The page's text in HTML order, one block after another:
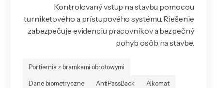
Kontrolovaný vstup na stavbu pomocou
turniketového a prístupového systému. Riešenie
zabezpečuje evidenciu pracovníkov a bezpečný
pohyb osôb na stavbe.
Portiernia z bramkami obrotowymi
Dane biometryczne AntiPassBack Alkomat